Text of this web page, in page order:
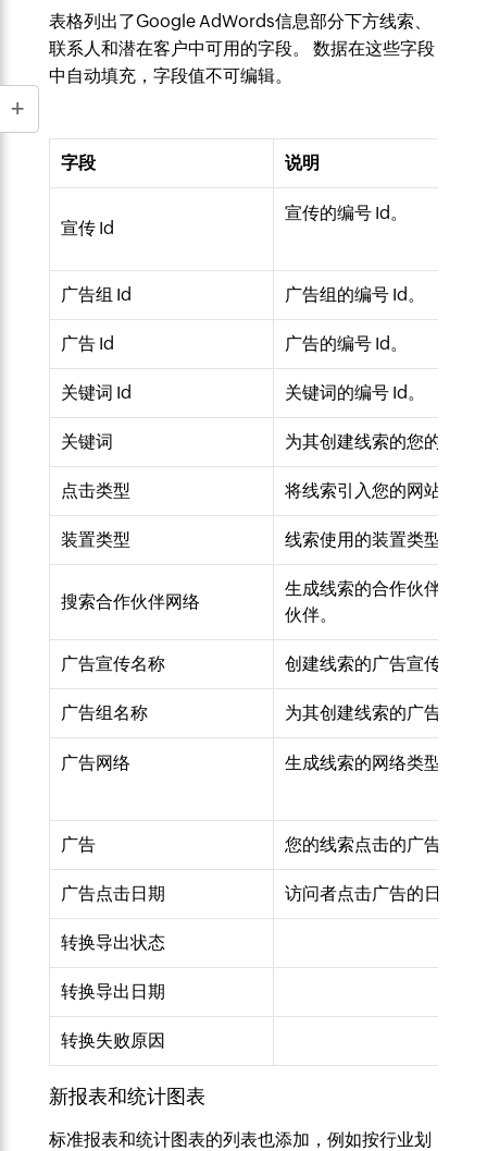
表格列出了Google AdWords信息部分下方线索、
联系人和潜在客户中可用的字段。 数据在这些字段
中自动填充，字段值不可编辑。
字段 说明
宣传 Id
宣传的编号 Id。
广告组 Id 广告组的编号 Id。
广告 Id 广告的编号 Id。
关键词 Id 关键词的编号 Id。
关键词 为其创建线索的您的
点击类型 将线索引入您的网站的点
装置类型 线索使用的装置类型。 示
搜索合作伙伴网络
生成线索的合作伙伴网络
伙伴。
广告宣传名称 创建线索的广告宣传名称
广告组名称 为其创建线索的广告组名
广告网络 生成线索的网络类型。
广告 您的线索点击的广告。
广告点击日期 访问者点击广告的日期。
转换导出状态
转换导出日期
转换失败原因
新报表和统计图表
标准报表和统计图表的列表也添加，例如按行业划